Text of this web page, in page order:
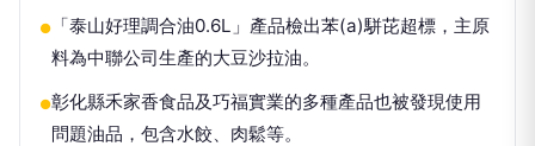
●
「泰山好理調合油0.6L」產品檢出苯(a)駢芘超標，主原
料為中聯公司生產的大豆沙拉油。
●彰化縣禾家香食品及巧福實業的多種產品也被發現使用
問題油品，包含水餃、肉鬆等。